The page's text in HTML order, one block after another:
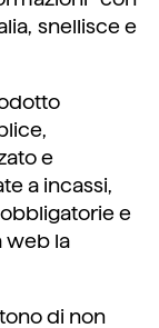
snellisce e
e
a incassi,
e
web la
di non